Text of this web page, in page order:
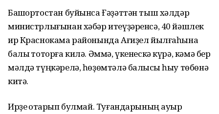
Башҡортостан буйынса Ғәҙәттән тыш хәлдәр
министрлығынан хәбәр итеүҙәренсә, 40 йәшлек
ир Краснокама районында Ағиҙел йылғаһына
балыҡ тоторға килә. Әммә, үкенескә күрә, кәмә бер
мәлдә түңкәрелә, һөҙөмтәлә балыҡсы һыу төбөнә
китә.
Ирҙе ҡотҡарып булмай. Туғандарының ауыр